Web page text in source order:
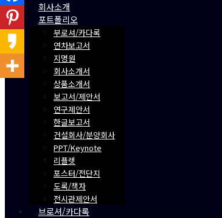
회사소개
포트폴리오
부로셔/카다록
연차보고서
지명원
회사소개서
상품소개서
보고서/제안서
연구제안서
한글보고서
건설회사/분양회사
PPT/Keynote
리플렛
포스터/전단지
도록/책자
전시관제안서
브로셔/카다록